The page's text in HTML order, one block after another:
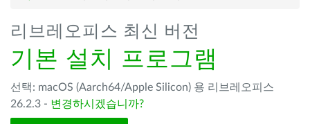
리브레오피스 최신 버전
기본 설치 프로그램
선택: macOS (Aarch64/Apple Silicon) 용 리브레오피스
26.2.3 - 변경하시겠습니까?